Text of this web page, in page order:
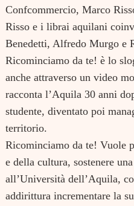
Confcommercio, Marco
Risso e i librai aquilani
Benedetti, Alfredo Murgo e
Ricominciamo da te! è lo
anche attraverso un video
racconta l’Aquila 30 anni
studente, diventato poi
territorio.
Ricominciamo da te! Vuole
e della cultura, sostenere
all’Università dell’Aquila,
addirittura incrementare la